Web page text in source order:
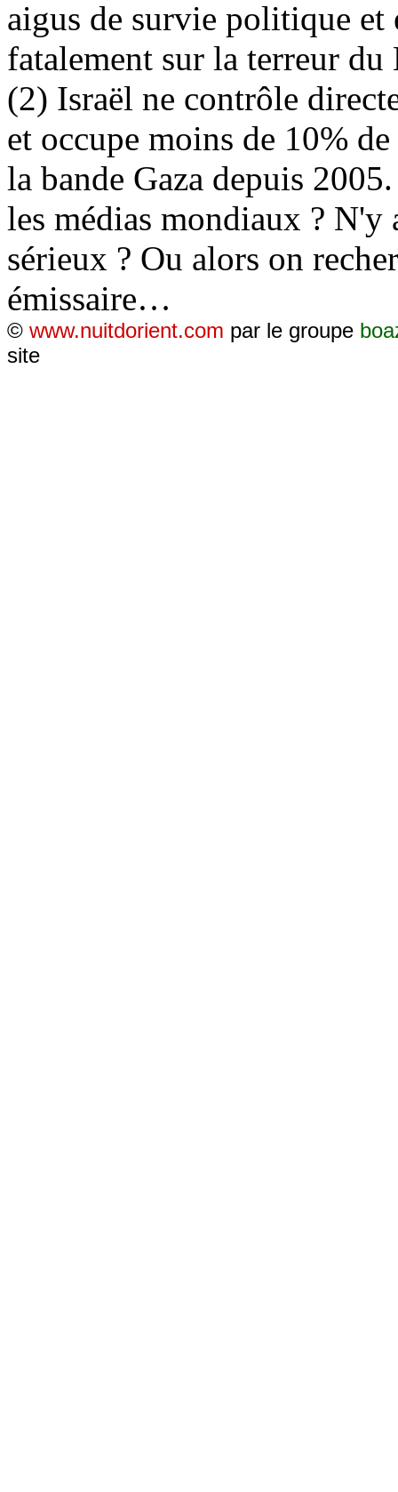
aigus de survie politique
fatalement sur la terreur du
(2) Israël ne contrôle
et occupe moins de 10%
la bande Gaza depuis
les médias mondiaux ? N'y
sérieux ? Ou alors on
émissaire…
© www.nuitdorient.com par le groupe
site